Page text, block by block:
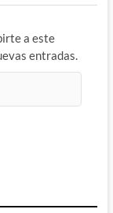
a este
entradas.